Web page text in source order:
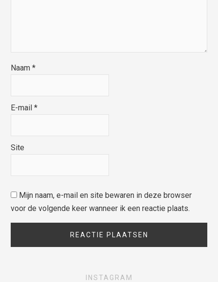
Naam*
E-mail*
Site
Mijn naam, e-mail en site bewaren in deze browser
voor de volgende keer wanneer ik een reactie plaats.
INSTAGRAM